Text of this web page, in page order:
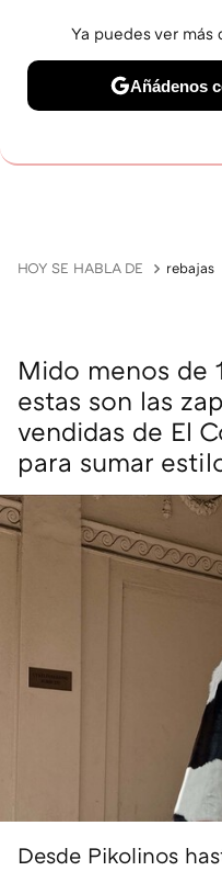
HOY SE HABLA DE rebajas
Mido menos de
estas son las
vendidas de El
para sumar
Desde Pikolinos
Ya puedes ver
Añádenos